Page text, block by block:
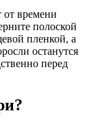
от времени
полоской
пленкой, а
останутся
перед